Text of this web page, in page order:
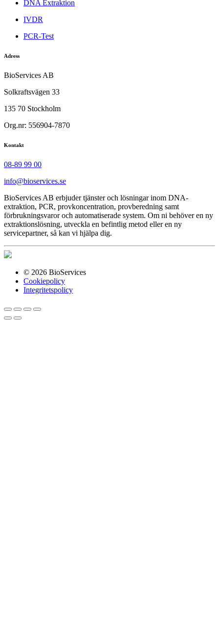
DNA Extraktion
IVDR
PCR-Test
Adress
BioServices AB
Solkraftsvägen 33
135 70 Stockholm
Org.nr: 556904-7870
Kontakt
08-89 99 00
info@bioservices.se
BioServices AB erbjuder tjänster och lösningar inom DNA-
extraktion, PCR, provkoncentration, provberedning samt
förbrukningsvaror och automatiserade system. Om ni behöver en ny
extraktionslösning, utveckla en befintlig metod eller en ny
servicepartner, så kan vi hjälpa dig.
© 2026 BioServices
Cookiepolicy
Integritetspolicy